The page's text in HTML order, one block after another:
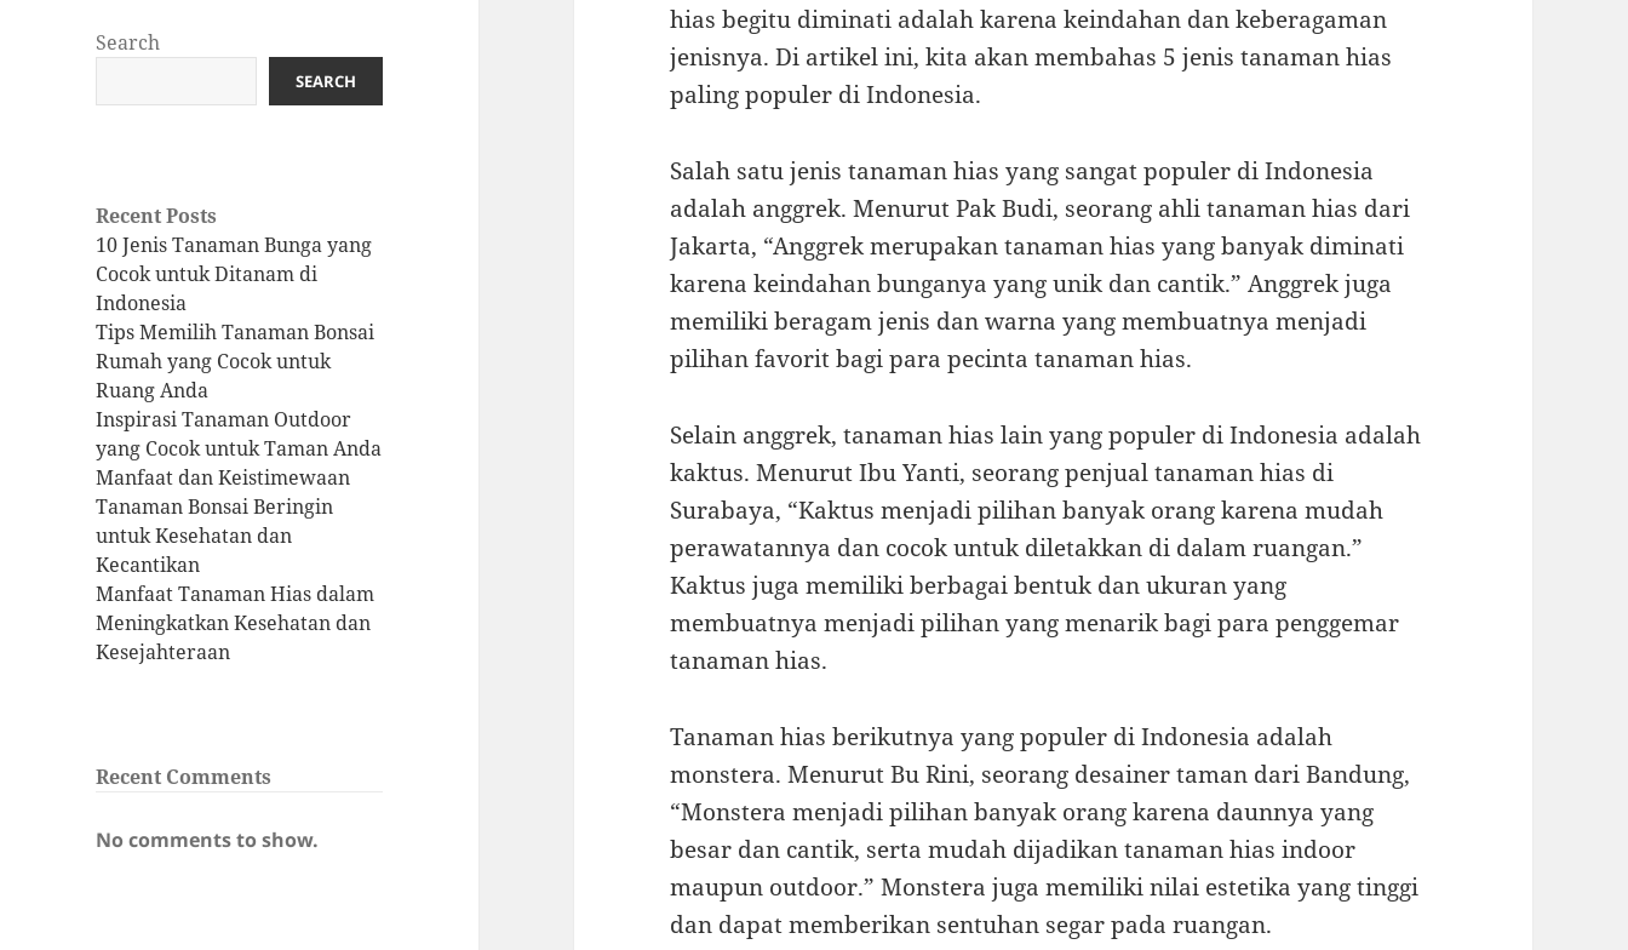
Search
SEARCH
Recent Posts
10 Jenis Tanaman Bunga yang
Cocok untuk Ditanam di
Indonesia
Tips Memilih Tanaman Bonsai
Rumah yang Cocok untuk
Ruang Anda
Inspirasi Tanaman Outdoor
yang Cocok untuk Taman Anda
Manfaat dan Keistimewaan
Tanaman Bonsai Beringin
untuk Kesehatan dan
Kecantikan
Manfaat Tanaman Hias dalam
Meningkatkan Kesehatan dan
Kesejahteraan
Recent Comments
No comments to show.
hias begitu diminati adalah karena keindahan dan keberagaman
jenisnya. Di artikel ini, kita akan membahas 5 jenis tanaman hias
paling populer di Indonesia.
Salah satu jenis tanaman hias yang sangat populer di Indonesia
adalah anggrek. Menurut Pak Budi, seorang ahli tanaman hias dari
Jakarta, “Anggrek merupakan tanaman hias yang banyak diminati
karena keindahan bunganya yang unik dan cantik.” Anggrek juga
memiliki beragam jenis dan warna yang membuatnya menjadi
pilihan favorit bagi para pecinta tanaman hias.
Selain anggrek, tanaman hias lain yang populer di Indonesia adalah
kaktus. Menurut Ibu Yanti, seorang penjual tanaman hias di
Surabaya, “Kaktus menjadi pilihan banyak orang karena mudah
perawatannya dan cocok untuk diletakkan di dalam ruangan.”
Kaktus juga memiliki berbagai bentuk dan ukuran yang
membuatnya menjadi pilihan yang menarik bagi para penggemar
tanaman hias.
Tanaman hias berikutnya yang populer di Indonesia adalah
monstera. Menurut Bu Rini, seorang desainer taman dari Bandung,
“Monstera menjadi pilihan banyak orang karena daunnya yang
besar dan cantik, serta mudah dijadikan tanaman hias indoor
maupun outdoor.” Monstera juga memiliki nilai estetika yang tinggi
dan dapat memberikan sentuhan segar pada ruangan.